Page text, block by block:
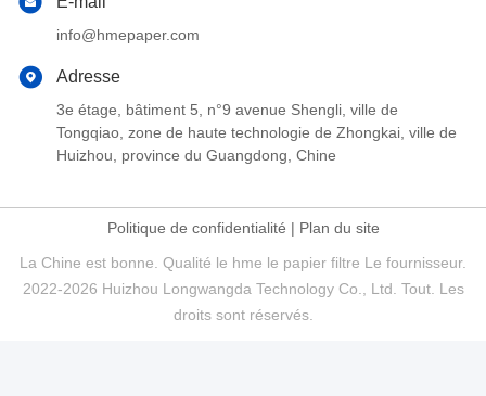
info@hmepaper.com
Adresse
3e étage, bâtiment 5, n°9 avenue Shengli, ville de
Tongqiao, zone de haute technologie de Zhongkai, ville de
Huizhou, province du Guangdong, Chine
Politique de confidentialité | Plan du site
La Chine est bonne. Qualité le hme le papier filtre Le fournisseur.
2022-2026 Huizhou Longwangda Technology Co., Ltd. Tout. Les
droits sont réservés.